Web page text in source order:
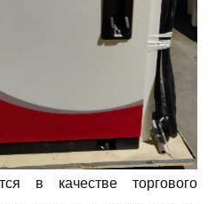
в качестве торгового